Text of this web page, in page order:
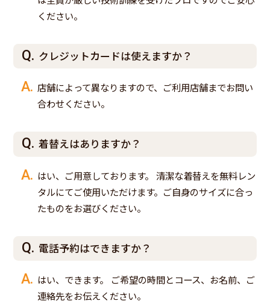
ください。
クレジットカードは使えますか？
店舗によって異なりますので、ご利用店舗までお問い
合わせください。
着替えはありますか？
はい、ご用意しております。 清潔な着替えを無料レン
タルにてご使用いただけます。ご自身のサイズに合っ
たものをお選びください。
電話予約はできますか？
はい、できます。 ご希望の時間とコース、お名前、ご
連絡先をお伝えください。